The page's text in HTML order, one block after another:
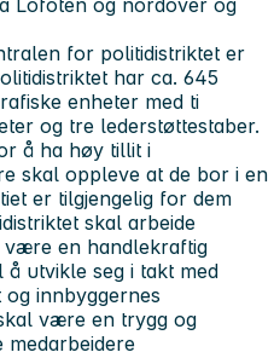
Lofoten og nordover og
for politidistriktet er
har ca. 645
enheter med ti
og tre lederstøttestaber.
å ha høy tillit i
skal oppleve at de bor i en
er tilgjengelig for dem
skal arbeide
være en handlekraftig
utvikle seg i takt med
innbyggernes
være en trygg og
medarbeidere